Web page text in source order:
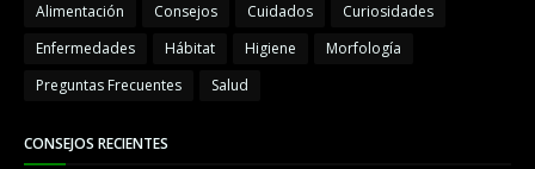
Alimentación Consejos Cuidados
Curiosidades
Enfermedades
Hábitat Higiene
Morfología
Preguntas Frecuentes
Salud
CONSEJOS RECIENTES